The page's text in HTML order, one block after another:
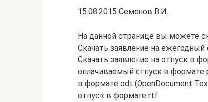
15.08.2015 Семенов В.И.
На данной странице вы можете
Скачать заявление на
Скачать заявление на отпуск в
оплачиваемый отпуск в формате
в формате odt (OpenDocument
отпуск в формате rtf